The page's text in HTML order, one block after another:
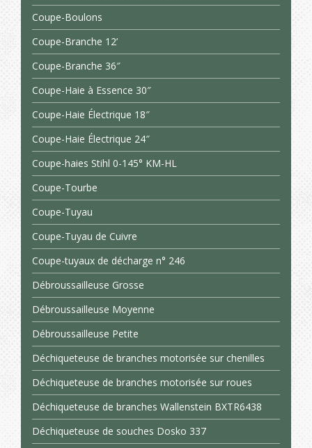
Coupe-Boulons
Coupe-Branche 12’
Coupe-Branche 36″
Coupe-Haie à Essence 30″
Coupe-Haie Électrique 18″
Coupe-Haie Électrique 24″
Coupe-haies Stihl 0-145° KM-HL
Coupe-Tourbe
Coupe-Tuyau
Coupe-Tuyau de Cuivre
Coupe-tuyaux de décharge n° 246
Débroussailleuse Grosse
Débroussailleuse Moyenne
Débroussailleuse Petite
Déchiqueteuse de branches motorisée sur chenilles
Déchiqueteuse de branches motorisée sur roues
Déchiqueteuse de branches Wallenstein BXTR6438
Déchiqueteuse de souches Dosko 337